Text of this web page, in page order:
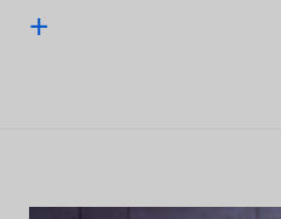
+